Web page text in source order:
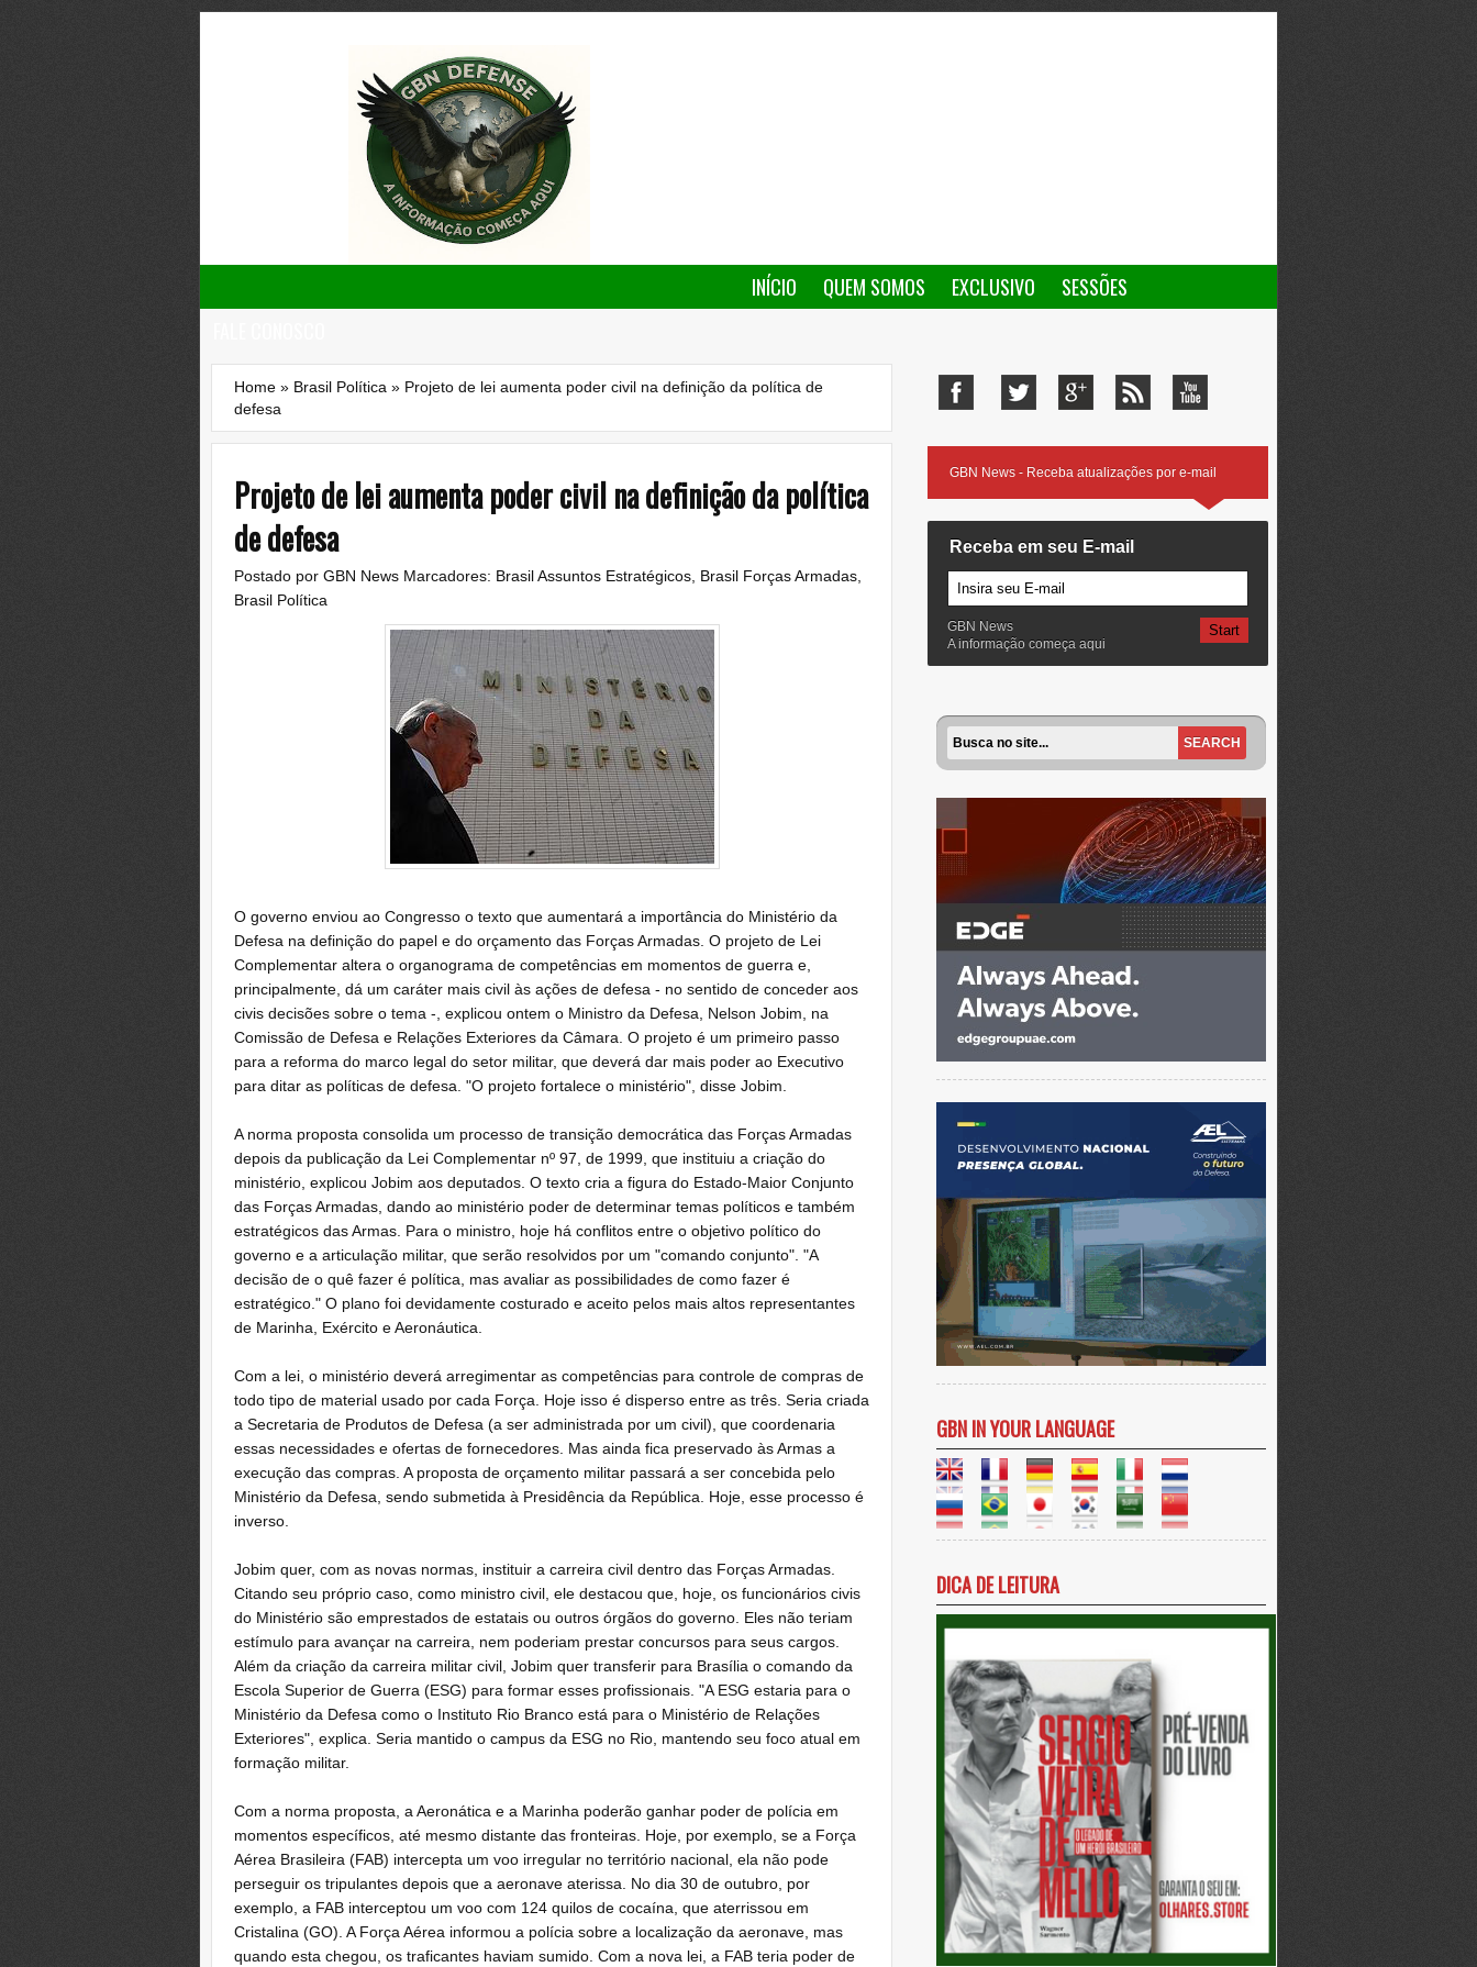
INÍCIO QUEM SOMOS EXCLUSIVO
SESSÕES
Home » Brasil Política » Projeto de lei aumenta poder civil na definição da política de
defesa
Projeto de lei aumenta poder civil na definição da política
de defesa
Postado por GBN News Marcadores: Brasil Assuntos Estratégicos Brasil Forças Armadas
Brasil Política
O governo enviou ao Congresso o texto que aumentará a importância do Ministério da
Defesa na definição do papel e do orçamento das Forças Armadas. O projeto de Lei
Complementar altera o organograma de competências em momentos de guerra e,
principalmente, dá um caráter mais civil às ações de defesa - no sentido de conceder aos
civis decisões sobre o tema -, explicou ontem o Ministro da Defesa, Nelson Jobim, na
Comissão de Defesa e Relações Exteriores da Câmara. O projeto é um primeiro passo
para a reforma do marco legal do setor militar, que deverá dar mais poder ao Executivo
para ditar as políticas de defesa. "O projeto fortalece o ministério", disse Jobim.
A norma proposta consolida um processo de transição democrática das Forças Armadas
depois da publicação da Lei Complementar nº 97, de 1999, que instituiu a criação do
ministério, explicou Jobim aos deputados. O texto cria a figura do Estado-Maior Conjunto
das Forças Armadas, dando ao ministério poder de determinar temas políticos e também
estratégicos das Armas. Para o ministro, hoje há conflitos entre o objetivo político do
governo e a articulação militar, que serão resolvidos por um "comando conjunto". "A
decisão de o quê fazer é política, mas avaliar as possibilidades de como fazer é
estratégico." O plano foi devidamente costurado e aceito pelos mais altos representantes
de Marinha, Exército e Aeronáutica.
Com a lei, o ministério deverá arregimentar as competências para controle de compras de
todo tipo de material usado por cada Força. Hoje isso é disperso entre as três. Seria criada
a Secretaria de Produtos de Defesa (a ser administrada por um civil), que coordenaria
essas necessidades e ofertas de fornecedores. Mas ainda fica preservado às Armas a
execução das compras. A proposta de orçamento militar passará a ser concebida pelo
Ministério da Defesa, sendo submetida à Presidência da República. Hoje, esse processo é
inverso.
Jobim quer, com as novas normas, instituir a carreira civil dentro das Forças Armadas.
Citando seu próprio caso, como ministro civil, ele destacou que, hoje, os funcionários civis
do Ministério são emprestados de estatais ou outros órgãos do governo. Eles não teriam
estímulo para avançar na carreira, nem poderiam prestar concursos para seus cargos.
Além da criação da carreira militar civil, Jobim quer transferir para Brasília o comando da
Escola Superior de Guerra (ESG) para formar esses profissionais. "A ESG estaria para o
Ministério da Defesa como o Instituto Rio Branco está para o Ministério de Relações
Exteriores", explica. Seria mantido o campus da ESG no Rio, mantendo seu foco atual em
formação militar.
Com a norma proposta, a Aeronática e a Marinha poderão ganhar poder de polícia em
momentos específicos, até mesmo distante das fronteiras. Hoje, por exemplo, se a Força
Aérea Brasileira (FAB) intercepta um voo irregular no território nacional, ela não pode
perseguir os tripulantes depois que a aeronave aterissa. No dia 30 de outubro, por
exemplo, a FAB interceptou um voo com 124 quilos de cocaína, que aterrissou em
Cristalina (GO). A Força Aérea informou a polícia sobre a localização da aeronave, mas
quando esta chegou, os traficantes haviam sumido. Com a nova lei, a FAB teria poder de
GBN News - Receba atualizações por e-mail
Receba em seu E-mail
GBN News
A informação começa aqui
GBN IN YOUR LANGUAGE
DICA DE LEITURA